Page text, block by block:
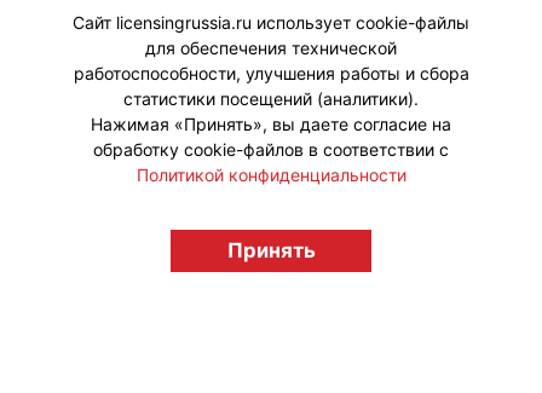
традиционной гжельской росписи.
#Коллаборации
licensingrussia.ru, 2009-2026 12+
Сайт licensingrussia.ru использует cookie-файлы
для обеспечения технической
работоспособности, улучшения работы и сбора
статистики посещений (аналитики).
Нажимая «Принять», вы даете согласие на
обработку cookie-файлов в соответствии с
Политикой конфиденциальности
Принять